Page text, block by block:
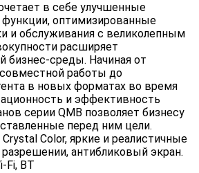
в себе улучшенные
оптимизированные
и обслуживания с великолепным
расширяет
бизнес-среды. Начиная от
работы до
в новых форматах во время
и эффективность
серии QMB позволяет бизнесу
перед ним цели.
Crystal Color, яркие и реалистичные
антибликовый экран.
Fi, ВТ